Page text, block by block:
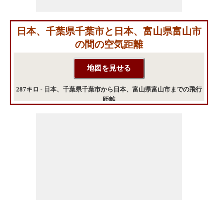
日本、千葉県千葉市と日本、富山県富山市
の間の空気距離
287キロ - 日本、千葉県千葉市から日本、富山県富山市までの飛行
距離